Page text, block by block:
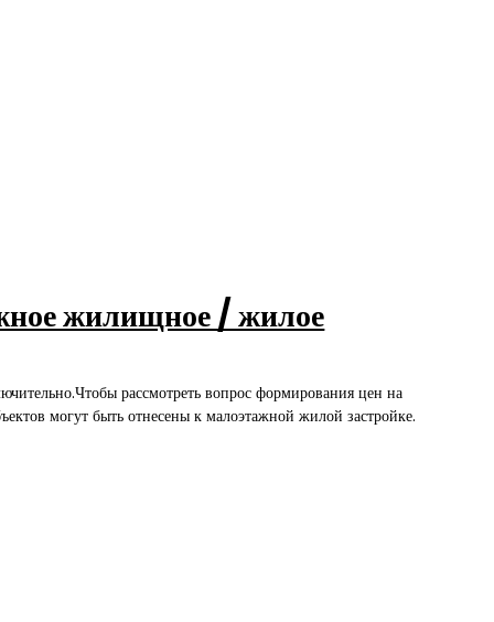
жилищное / жилое
рассмотреть вопрос формирования цен на
могут быть отнесены к малоэтажной жилой застройке.